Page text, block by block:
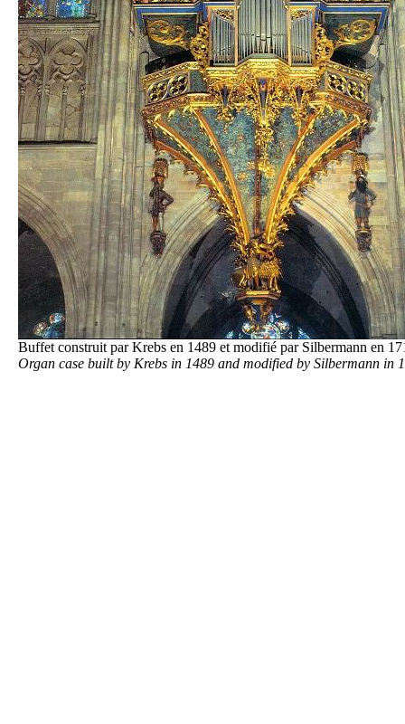
Buffet construit par Krebs en 1489 et modifié par Silbermann en
Organ case built by Krebs in 1489 and modified by Silbermann in